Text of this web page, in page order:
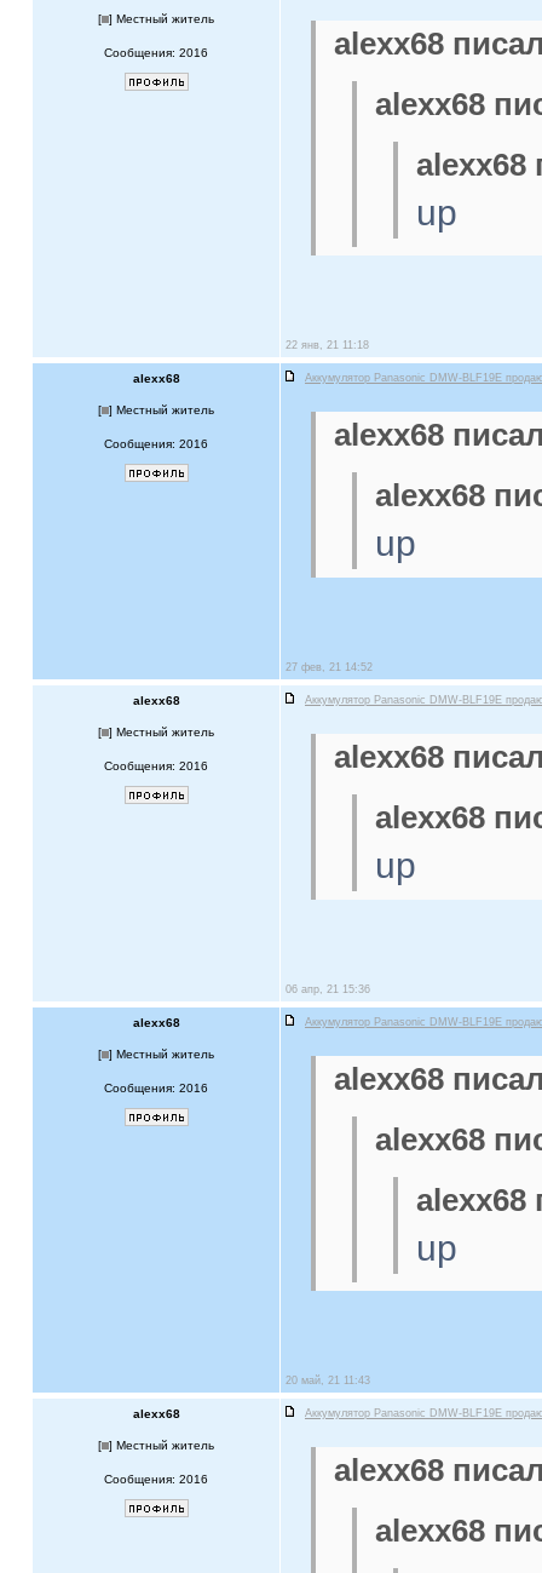
[ ] Местный житель
Сообщения: 2016
alexx68
alexx68
alexx68
up
22 янв, 21 11:18
alexx68 Аккумулятор Panasonic DMW-BLF19E
[ ] Местный житель
Сообщения: 2016
alexx68
alexx68
up
27 фев, 21 14:52
alexx68 Аккумулятор Panasonic DMW-BLF19E
[ ] Местный житель
Сообщения: 2016
alexx68
alexx68
up
06 апр, 21 15:36
alexx68 Аккумулятор Panasonic DMW-BLF19E
[ ] Местный житель
Сообщения: 2016
alexx68
alexx68
alexx68
up
20 май, 21 11:43
alexx68 Аккумулятор Panasonic DMW-BLF19E
[ ] Местный житель
Сообщения: 2016
alexx68
alexx68